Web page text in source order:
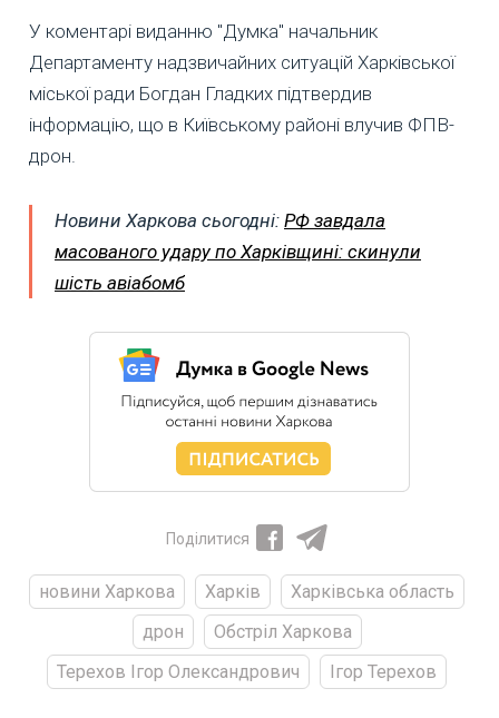
У коментарі виданню "Думка" начальник
Департаменту надзвичайних ситуацій Харківської
міської ради Богдан Гладких підтвердив
інформацію, що в Київському районі влучив ФПВ-
дрон.
Новини Харкова сьогодні: РФ завдала
масованого удару по Харківщині: скинули
шість авіабомб
Поділитися
новини Харкова Харків
Харківська область
дрон
Обстріл Харкова
Терехов Ігор Олександрович
Ігор Терехов